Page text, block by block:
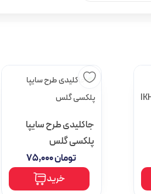
جاکلیدی طرح سایپا
پلکسی گلس
تومان۷۵,۰۰۰
خرید